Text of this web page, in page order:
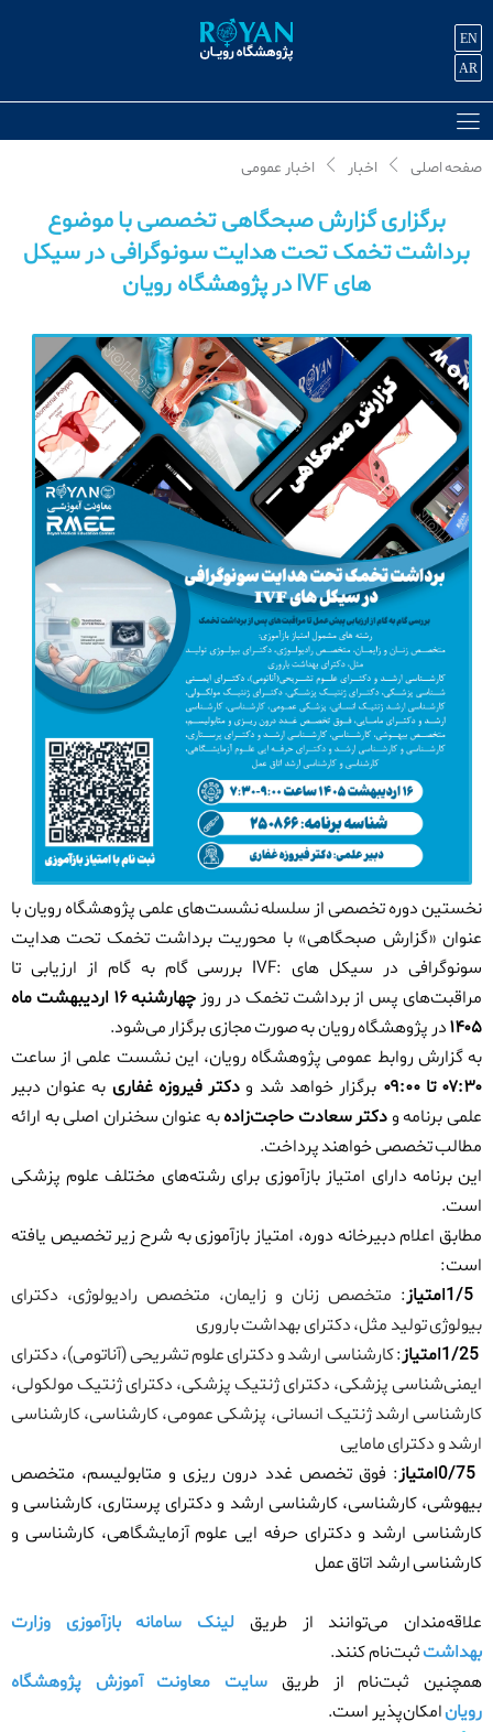
EN
AR
صفحه اصلی اخبار اخبار عمومی
برگزاری گزارش صبحگاهی تخصصی با موضوع
برداشت تخمک تحت هدایت سونوگرافی در سیکل
های IVF در پژوهشگاه رویان
نخستین دوره تخصصی از سلسله نشست‌های علمی پژوهشگاه رویان با
عنوان «گزارش صبحگاهی»با محوریت برداشت تخمک تحت هدایت
سونوگرافی در سیکل های IVF: بررسی گام به گام از ارزیابی تا
مراقبت‌های پس از برداشت تخمک در روز
چهارشنبه ۱۶ اردیبهشت ماه
۱۴۰۵در پژوهشگاه رویان به صورت مجازی برگزار می‌شود.
به گزارش روابط عمومی پژوهشگاه رویان، این نشست علمی از ساعت
۰۷:۳۰ تا۰۹:۰۰ برگزار خواهد شد و دکتر فیروزه غفاری به عنوان دبیر
علمی برنامه و دکتر سعادت حاجت‌زادهبه عنوان سخنران اصلی به ارائه
مطالب تخصصی خواهند پرداخت.
این برنامه دارای امتیاز بازآموزی برای رشته‌های مختلف علوم پزشکی
است.
مطابق اعلام دبیرخانه دوره، امتیاز بازآموزی به شرح زیر تخصیص یافته
است:
1/5امتیاز: متخصص زنان و زایمان، متخصص رادیولوژی، دکترای
بیولوژی تولید مثل، دکترای بهداشت باروری
1/25امتیاز:کارشناسی ارشد و دکترای علوم تشریحی (آناتومی)، دکترای
ایمنی‌شناسی پزشکی، دکترای ژنتیک پزشکی، دکترای ژنتیک مولکولی،
کارشناسی ارشد ژنتیک انسانی، پزشکی عمومی، کارشناسی، کارشناسی
ارشد و دکترای مامایی
0/75امتیاز: فوق تخصص غدد درون ریزی و متابولیسم، متخصص
بیهوشی،کارشناسی، کارشناسی ارشد و دکترای پرستاری، کارشناسی و
کارشناسی ارشد و دکترای حرفه ایی علوم آزمایشگاهی، کارشناسی و
کارشناسی ارشد اتاق عمل
علاقه‌مندان می‌توانند از طریق لینک سامانه بازآموزی وزارت
بهداشتثبت‌نام کنند.
همچنین ثبت‌نام از طریق سایت معاونت آموزش پژوهشگاه
رویانامکان‌پذیر است.